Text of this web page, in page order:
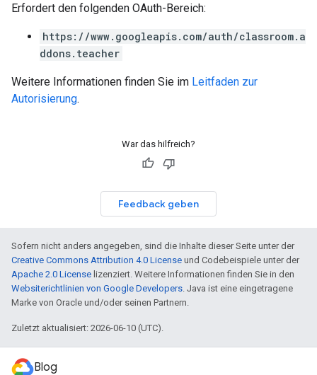
Erfordert den folgenden OAuth-Bereich:
https://www.googleapis.com/auth/classroom.a
ddons.teacher
Weitere Informationen finden Sie im Leitfaden zur
Autorisierung.
War das hilfreich?
Feedback geben
Sofern nicht anders angegeben, sind die Inhalte dieser Seite unter der
Creative Commons Attribution 4.0 License und Codebeispiele unter der
Apache 2.0 License lizenziert. Weitere Informationen finden Sie in den
Websiterichtlinien von Google Developers. Java ist eine eingetragene
Marke von Oracle und/oder seinen Partnern.
Zuletzt aktualisiert: 2026-06-10 (UTC).
Blog